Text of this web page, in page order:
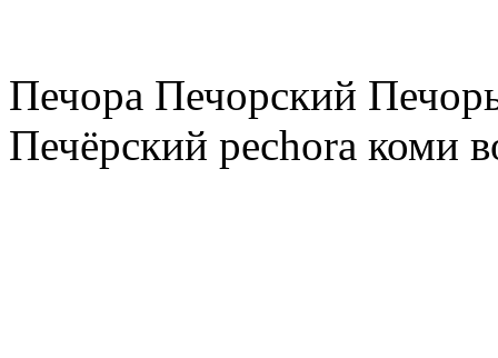
Печора Печорский
Печёрский pechora коми